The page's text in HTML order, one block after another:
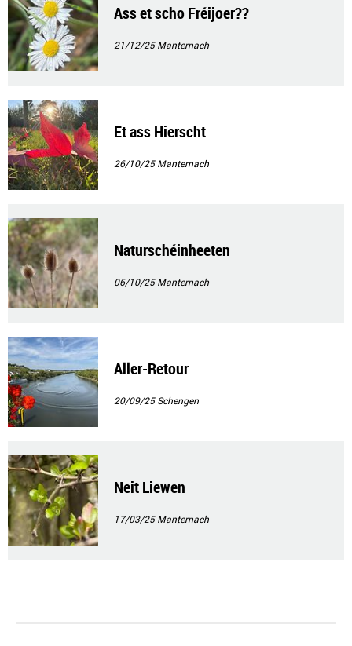
Ass et scho Fréijoer??
21/12/25Manternach
Et ass Hierscht
26/10/25Manternach
Naturschéinheeten
06/10/25Manternach
Aller-Retour
20/09/25Schengen
Neit Liewen
17/03/25Manternach